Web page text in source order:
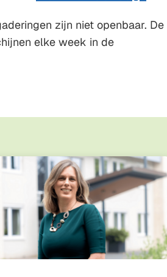
zijn niet openbaar. De
elke week in de